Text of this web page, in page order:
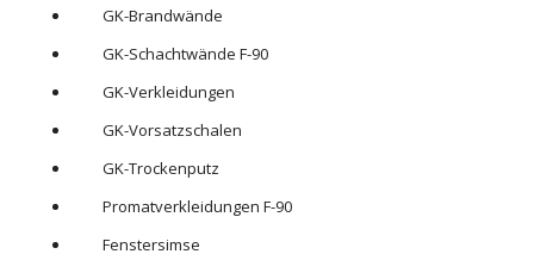
GK-Brandwände
GK-Schachtwände F-90
GK-Verkleidungen
GK-Vorsatzschalen
GK-Trockenputz
Promatverkleidungen F-90
Fenstersimse